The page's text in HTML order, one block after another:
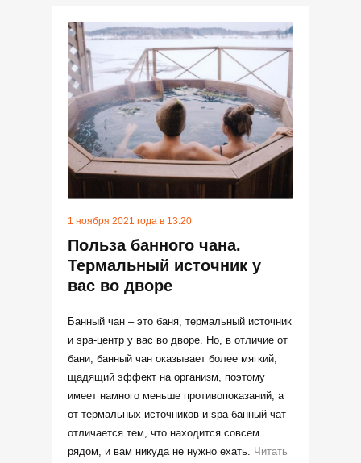
1 ноября 2021 года в 13:20
Польза банного чана.
Термальный источник у
вас во дворе
Банный чан – это баня, термальный источник
и spa-центр у вас во дворе. Но, в отличие от
бани, банный чан оказывает более мягкий,
щадящий эффект на организм, поэтому
имеет намного меньше противопоказаний, а
от термальных источников и spa банный чат
отличается тем, что находится совсем
рядом, и вам никуда не нужно ехать. Читать